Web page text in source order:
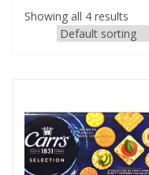
Showing all 4 results